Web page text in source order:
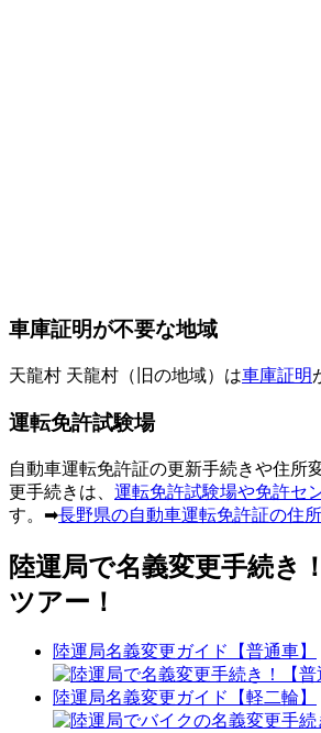
車庫証明が不要な地域
天龍村 天龍村（旧の地域）は車庫証明
運転免許試験場
自動車運転免許証の更新手続きや住所
更手続きは、 運転免許試験場や免許セ
す。➡長野県の自動車運転免許証の住
陸運局で名義変更手続き
ツアー！
陸運局名義変更ガイド【普通車】
陸運局名義変更ガイド【軽二輪】